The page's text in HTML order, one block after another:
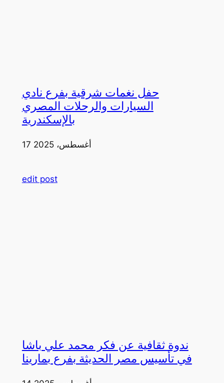
حفل نغمات شرقية بفرع نادي
السيارات والرحلات المصري
بالإسكندرية
17 أغسطس، 2025
edit post
ندوة ثقافية عن فكر محمد علي باشا
في تأسيس مصر الحديثة بفرع بمارينا